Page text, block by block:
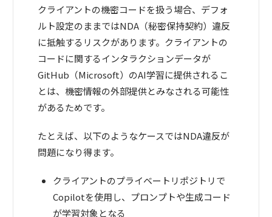
クライアントの機密コードを扱う場合、デフォ
ルト設定のままではNDA（秘密保持契約）違反
に抵触するリスクがあります。クライアントの
コードに関するインタラクションデータが
GitHub（Microsoft）のAI学習に提供されるこ
とは、機密情報の外部提供とみなされる可能性
があるためです。
たとえば、以下のようなケースではNDA違反が
問題になり得ます。
クライアントのプライベートリポジトリで
Copilotを使用し、プロンプトや生成コード
が学習対象となる